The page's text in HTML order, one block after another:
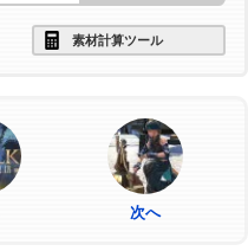
素材計算ツール
次へ